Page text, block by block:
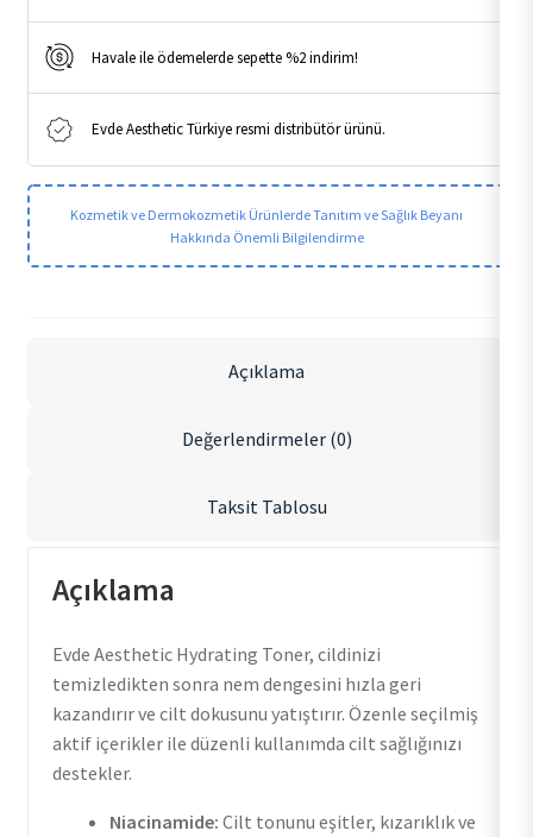
Havale ile ödemelerde sepette %2 indirim!
Evde Aesthetic Türkiye resmi distribütör ürünü.
Kozmetik ve Dermokozmetik Ürünlerde Tanıtım ve Sağlık Beyanı
Hakkında Önemli Bilgilendirme
Açıklama
Değerlendirmeler (0)
Taksit Tablosu
Açıklama
Evde Aesthetic Hydrating Toner, cildinizi
temizledikten sonra nem dengesini hızla geri
kazandırır ve cilt dokusunu yatıştırır. Özenle seçilmiş
aktif içerikler ile düzenli kullanımda cilt sağlığınızı
destekler.
Niacinamide: Cilt tonunu eşitler, kızarıklık ve